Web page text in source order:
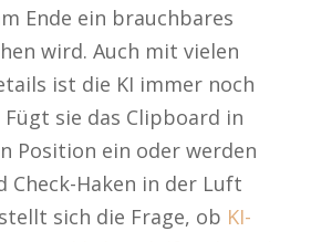
Ende ein brauchbares
wird. Auch mit vielen
ist die KI immer noch
sie das Clipboard in
Position ein oder werden
Check-Haken in der Luft
sich die Frage, ob KI-